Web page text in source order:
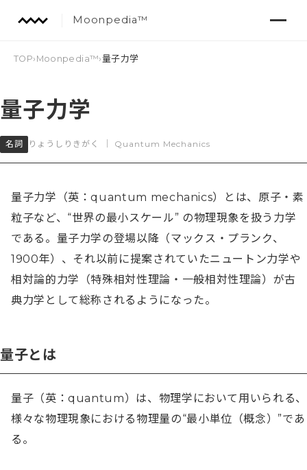
Moonpedia™
TOP› Moonpedia™›量子力学
量子力学
名詞 りょうしりきがく Quantum Mechanics
量子力学（英：quantum mechanics）とは、原子・素
粒子など、“世界の最小スケール” の物理現象を扱う力学
である。量子力学の登場以降（マックス・プランク、
1900年）、それ以前に提案されていたニュートン力学や
相対論的力学（特殊相対性理論・一般相対性理論）が古
典力学として総称されるようになった。
量子とは
量子（英：quantum）は、物理学において用いられる、
様々な物理現象における物理量の“最小単位（概念）”であ
る。